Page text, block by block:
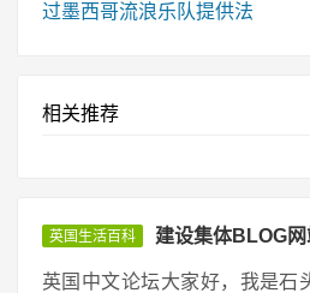
过墨西哥流浪乐队提供法
相关推荐
英国生活百科 建设集体BLOG
英国中文论坛大家好，我是石